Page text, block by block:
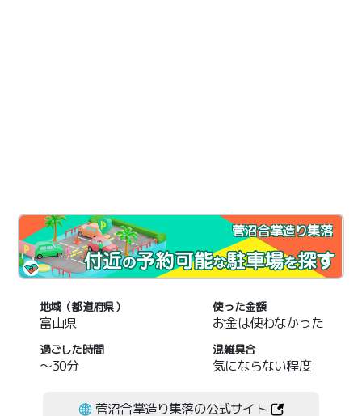
菅沼合掌造り集落
地域（都道府県）
富山県
使った金額
お金は使わなかった
過ごした時間
～30分
混雑具合
気にならない程度
菅沼合掌造り集落の公式サイト